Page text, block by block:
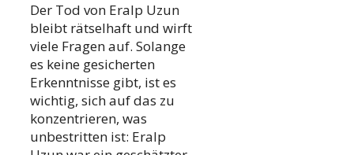
Der Tod von Eralp Uzun
bleibt rätselhaft und wirft
viele Fragen auf. Solange
es keine gesicherten
Erkenntnisse gibt, ist es
wichtig, sich auf das zu
konzentrieren, was
unbestritten ist: Eralp